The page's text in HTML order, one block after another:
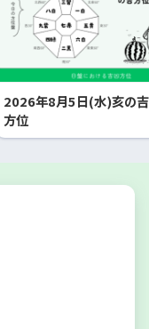
2026年8月5日(水)亥の
方位